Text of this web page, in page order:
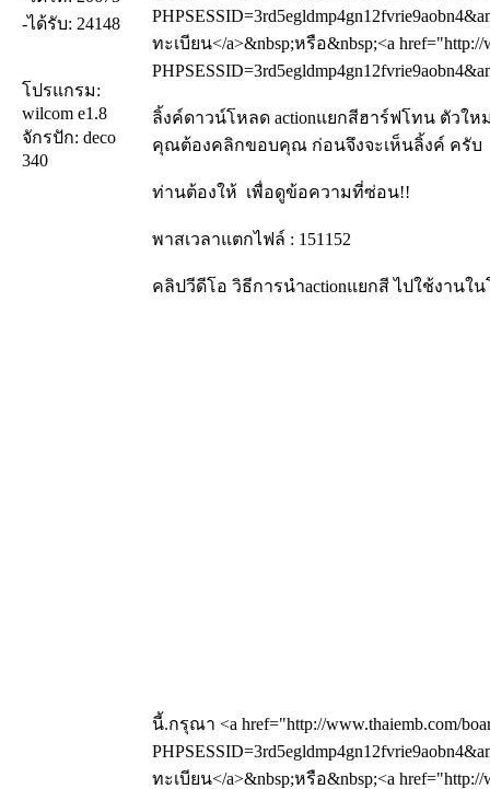
-ได้รับ: 24148
โปรแกรม:
wilcom e1.8
จักรปัก: deco
340
ทะเบียน</a>&nbsp;หรือ&nbsp;<a href="http://
ลิ้งค์ดาวน์โหลด actionแยกสีฮาร์ฟโทน ตัวให
คุณต้องคลิกขอบคุณ ก่อนจึงจะเห็นลิ้งค์ ครับ
ท่านต้องให้ เพื่อดูข้อความที่ซ่อน!!
พาสเวลาแตกไฟล์ : 151152
คลิปวีดีโอ วิธีการนำactionแยกสี ไปใช้งานใ
นี้.กรุณา <a href="http://www.thaiemb.com/
ทะเบียน</a>&nbsp;หรือ&nbsp;<a href="http://